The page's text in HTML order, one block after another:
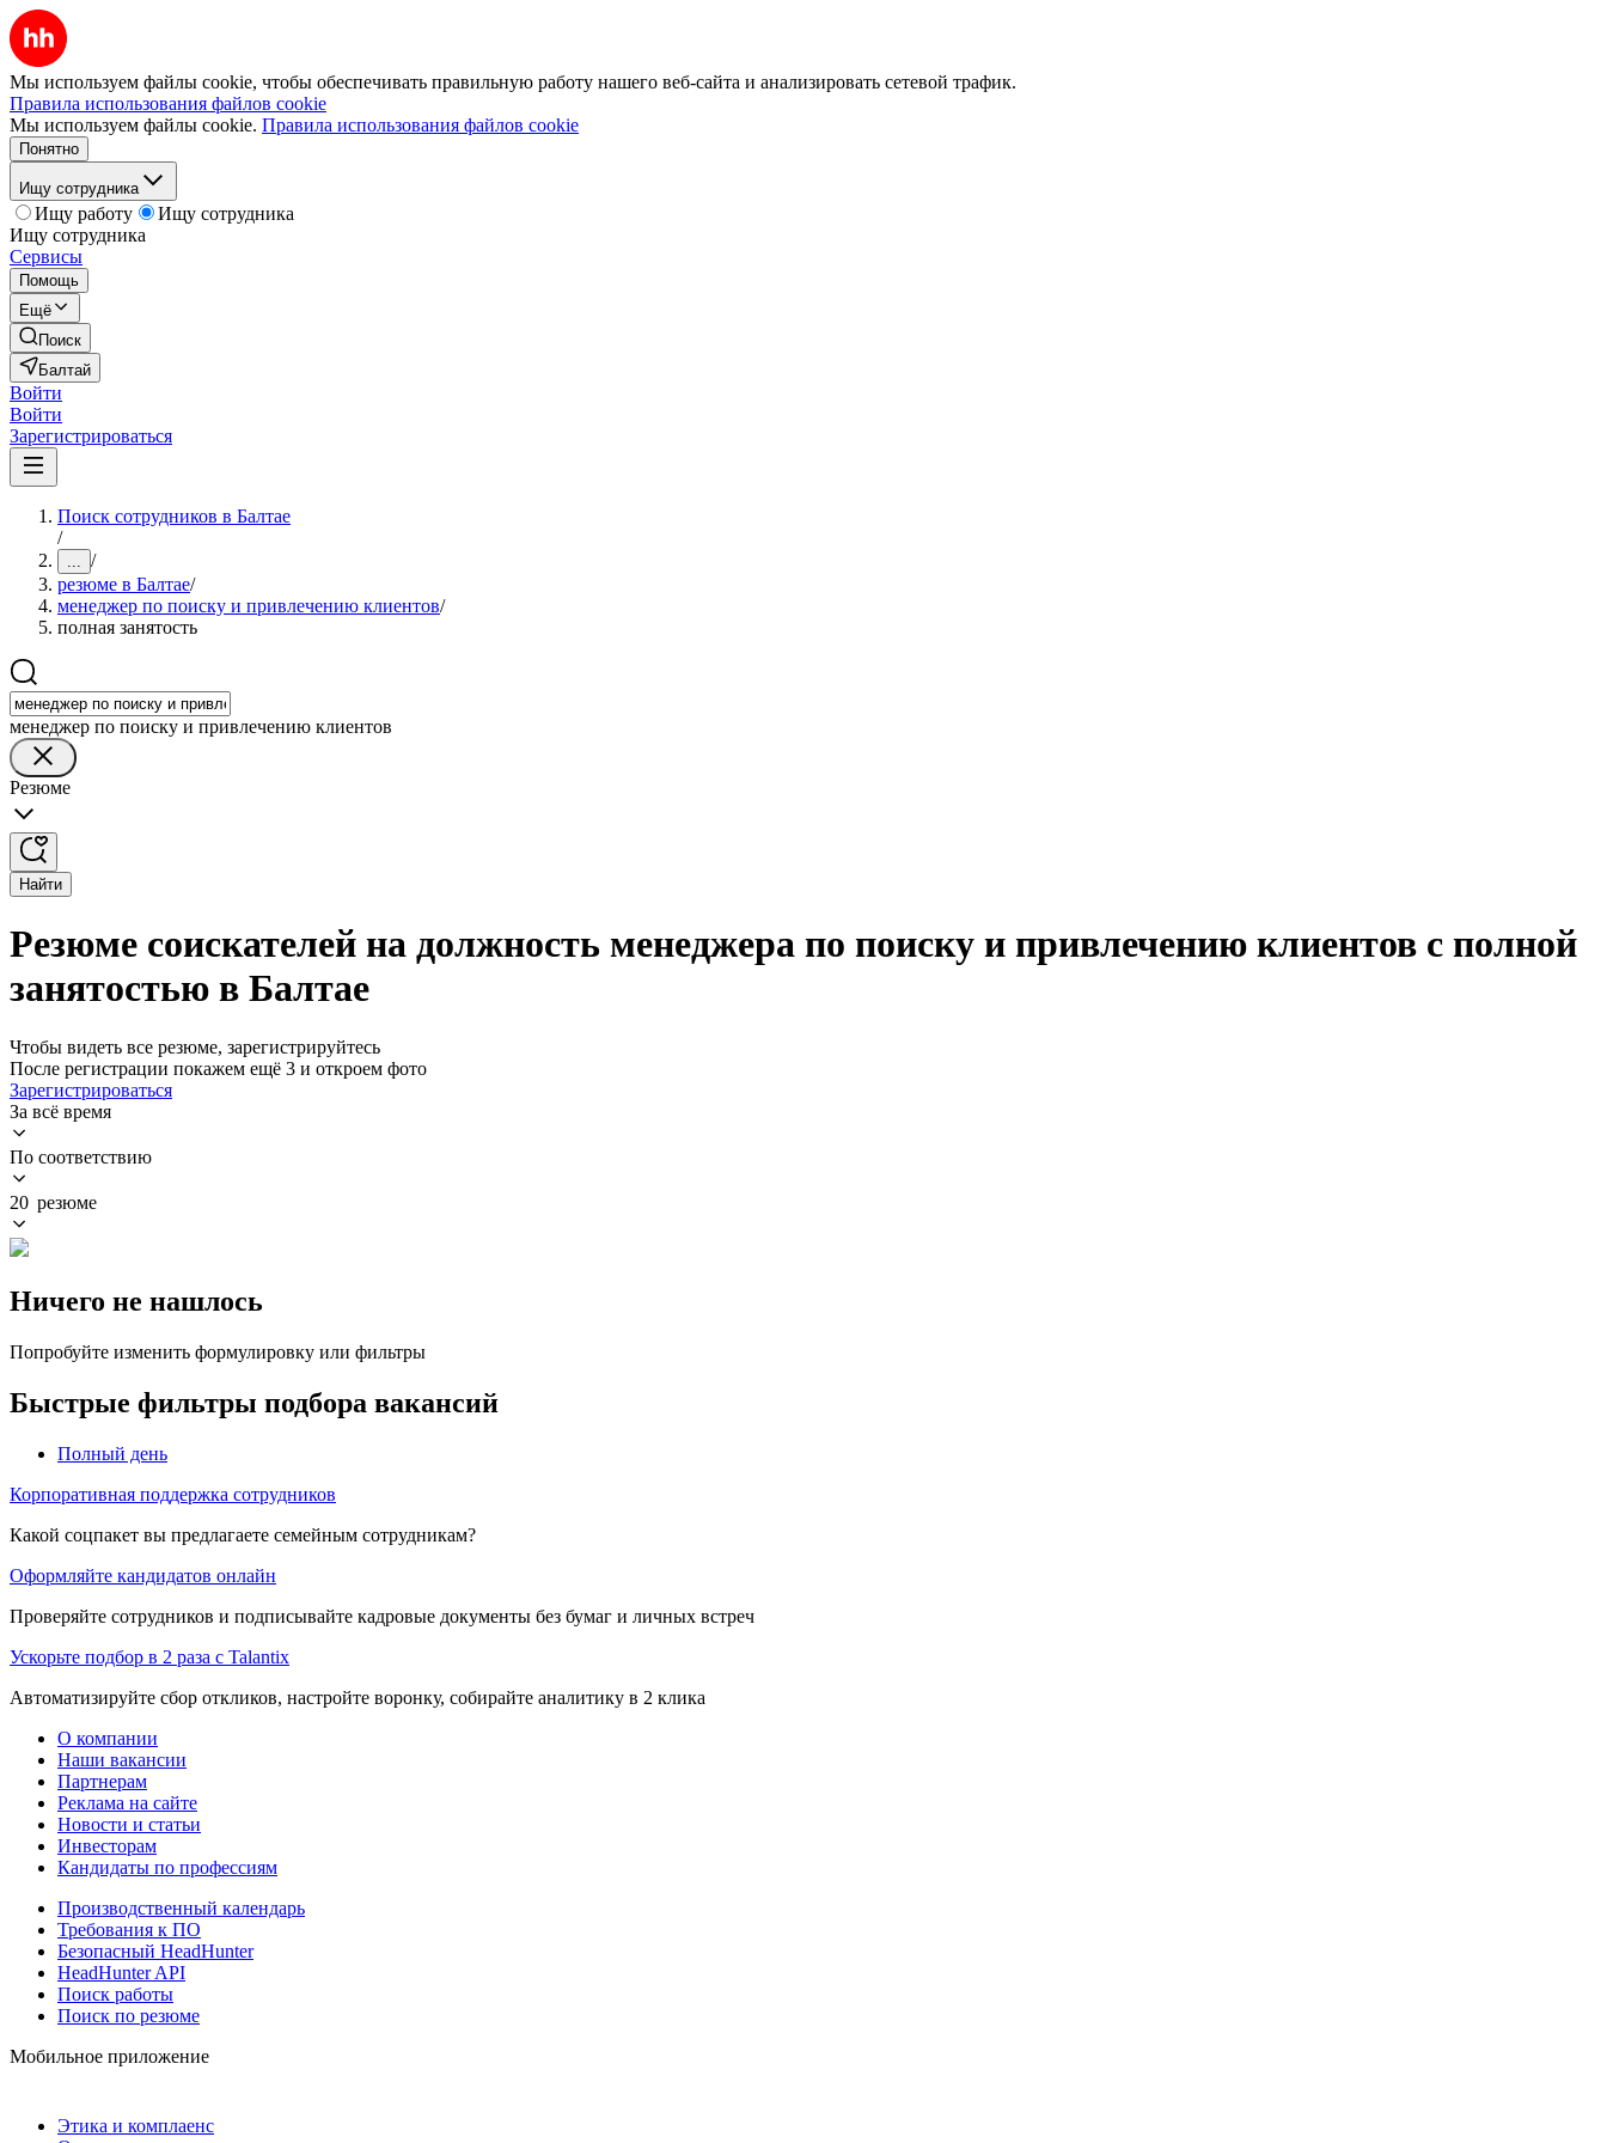
Мы используем файлы cookie, чтобы обеспечивать правильную работу нашего веб-сайта и анализировать сетевой трафик.
Правила использования файлов cookie
Мы используем файлы cookie. Правила использования файлов cookie
Понятно
Ищу сотрудника
Ищу работу
Ищу сотрудника
Ищу сотрудника
Сервисы
Помощь
Ещё
Поиск
Балтай
Войти
Войти
Зарегистрироваться
Поиск сотрудников в Балтае
/
... /
резюме в Балтае/
менеджер по поиску и привлечению клиентов/
полная занятость
менеджер по поиску и привлечению клиентов
Резюме
Найти
Резюме соискателей на должность менеджера по поиску и привлечению клиентов с полной
занятостью в Балтае
Чтобы видеть все резюме, зарегистрируйтесь
После регистрации покажем ещё 3 и откроем фото
Зарегистрироваться
За всё время
По соответствию
20 резюме
Ничего не нашлось
Попробуйте изменить формулировку или фильтры
Быстрые фильтры подбора вакансий
Полный день
Корпоративная поддержка сотрудников
Какой соцпакет вы предлагаете семейным сотрудникам?
Оформляйте кандидатов онлайн
Проверяйте сотрудников и подписывайте кадровые документы без бумаг и личных встреч
Ускорьте подбор в 2 раза с Talantix
Автоматизируйте сбор откликов, настройте воронку, собирайте аналитику в 2 клика
О компании
Наши вакансии
Партнерам
Реклама на сайте
Новости и статьи
Инвесторам
Кандидаты по профессиям
Производственный календарь
Требования к ПО
Безопасный HeadHunter
HeadHunter API
Поиск работы
Поиск по резюме
Мобильное приложение
Этика и комплаенс